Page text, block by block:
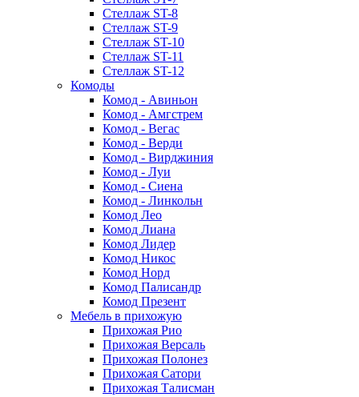
Стеллаж ST-8
Стеллаж ST-9
Стеллаж ST-10
Стеллаж ST-11
Стеллаж ST-12
Комоды
Комод - Авиньон
Комод - Амгстрем
Комод - Вегас
Комод - Верди
Комод - Вирджиния
Комод - Луи
Комод - Сиена
Комод - Линкольн
Комод Лео
Комод Лиана
Комод Лидер
Комод Никос
Комод Норд
Комод Палисандр
Комод Презент
Мебель в прихожую
Прихожая Рио
Прихожая Версаль
Прихожая Полонез
Прихожая Сатори
Прихожая Талисман